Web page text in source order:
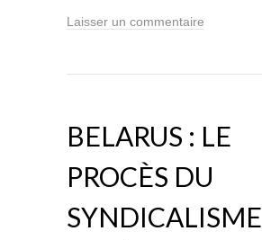
Laisser un commentaire
BELARUS : LE
PROCÈS DU
SYNDICALISME